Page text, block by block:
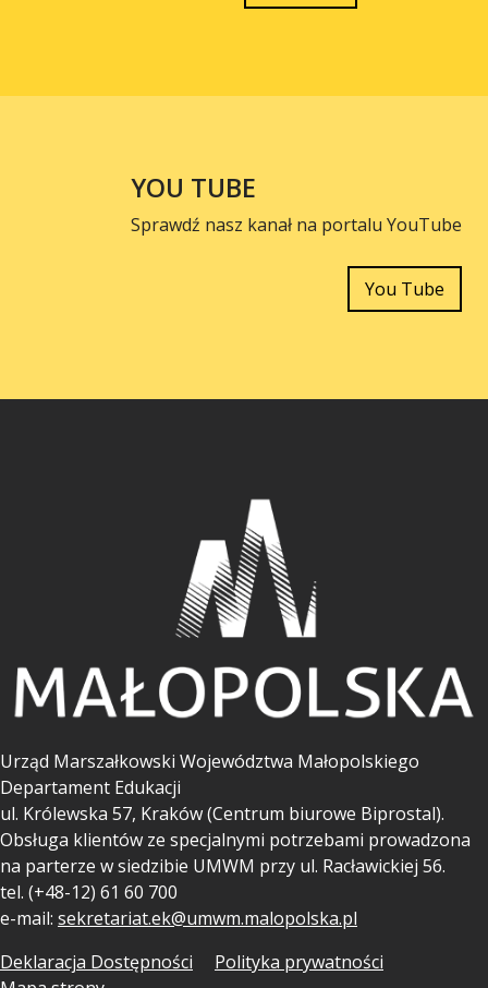
YOU TUBE
Sprawdź nasz kanał na portalu YouTube
You Tube
Urząd Marszałkowski Województwa Małopolskiego
Departament Edukacji
ul. Królewska 57, Kraków (Centrum biurowe Biprostal).
Obsługa klientów ze specjalnymi potrzebami prowadzona
na parterze w siedzibie UMWM przy ul. Racławickiej 56.
tel. (+48-12) 61 60 700
e-mail: sekretariat.ek@umwm.malopolska.pl
Deklaracja Dostępności
Polityka prywatności